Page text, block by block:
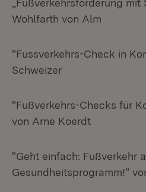
„Fußverkehrsförderung
Wohlfarth von Alm
"Fussverkehrs-Check in
Schweizer
"Fußverkehrs-Checks für
von Arne Koerdt
"Geht einfach: Fußverkehr
Gesundheitsprogramm!"